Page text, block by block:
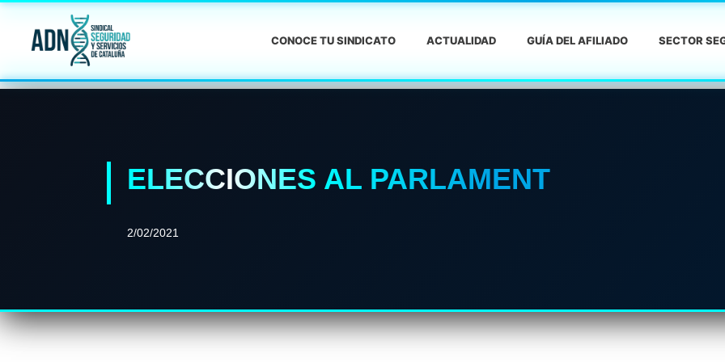
CONOCE TU SINDICATO ACTUALIDAD GUÍA DEL AFILIADO SECTOR
ELECCIONES AL PARLAMENT
2/02/2021